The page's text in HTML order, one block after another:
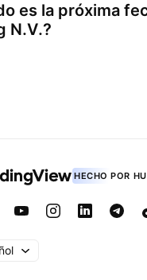
es la próxima
N.V.?
HECHO POR